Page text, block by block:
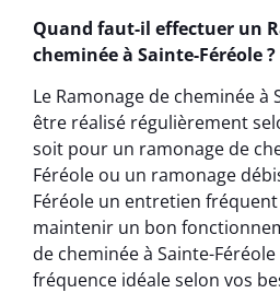
Quand faut-il effectuer un
cheminée à Sainte-Féréole ?
Le Ramonage de cheminée à
être réalisé régulièrement
soit pour un ramonage de
Féréole ou un ramonage
Féréole un entretien
maintenir un bon
de cheminée à Sainte-
fréquence idéale selon vos